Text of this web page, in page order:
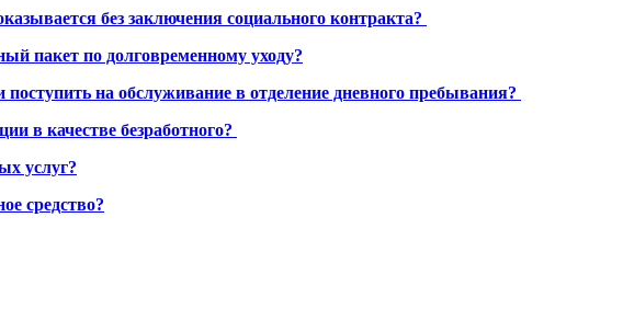
без заключения социального контракта?
пакет по долговременному уходу?
на обслуживание в отделение дневного пребывания?
в качестве безработного?
услуг?
средство?